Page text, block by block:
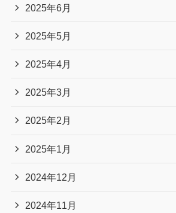
2025年6月
2025年5月
2025年4月
2025年3月
2025年2月
2025年1月
2024年12月
2024年11月